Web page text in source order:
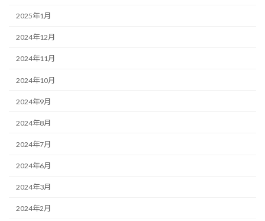
2025年1月
2024年12月
2024年11月
2024年10月
2024年9月
2024年8月
2024年7月
2024年6月
2024年3月
2024年2月